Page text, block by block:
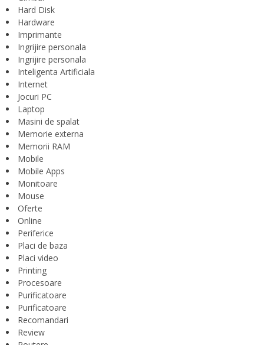
Hard Disk
Hardware
Imprimante
Ingrijire personala
Ingrijire personala
Inteligenta Artificiala
Internet
Jocuri PC
Laptop
Masini de spalat
Memorie externa
Memorii RAM
Mobile
Mobile Apps
Monitoare
Mouse
Oferte
Online
Periferice
Placi de baza
Placi video
Printing
Procesoare
Purificatoare
Purificatoare
Recomandari
Review